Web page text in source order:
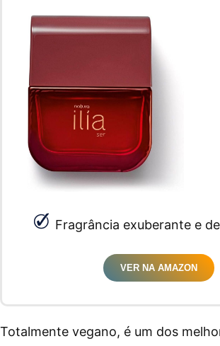
Fragrância exuberante e
VER NA AMAZON
Totalmente vegano, é um dos